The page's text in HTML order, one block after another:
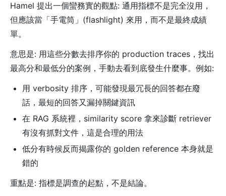
Hamel 提出一個蠻務實的觀點: 通用指標不是完全沒用，
但應該當「手電筒」(flashlight) 來用，而不是最終成績
單。
意思是: 用這些分數去排序你的 production traces，找出
最高分和最低分的案例，手動去看到底發生什麼事。例如:
用 verbosity 排序，可能發現最冗長的回答都在廢
話，最短的回答又漏掉關鍵資訊
在 RAG 系統裡，similarity score 拿來診斷 retriever
有沒有抓對文件，這是合理的用法
低分有時候反而揭露你的 golden reference 本身就是
錯的
重點是: 指標是調查的起點，不是結論。